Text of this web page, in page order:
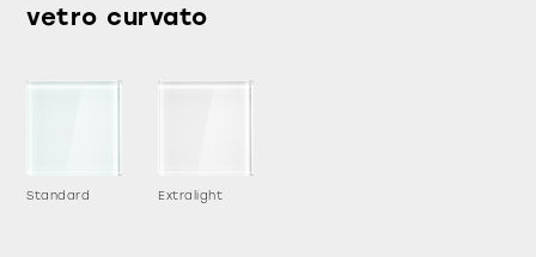
vetro curvato
Standard Extralight